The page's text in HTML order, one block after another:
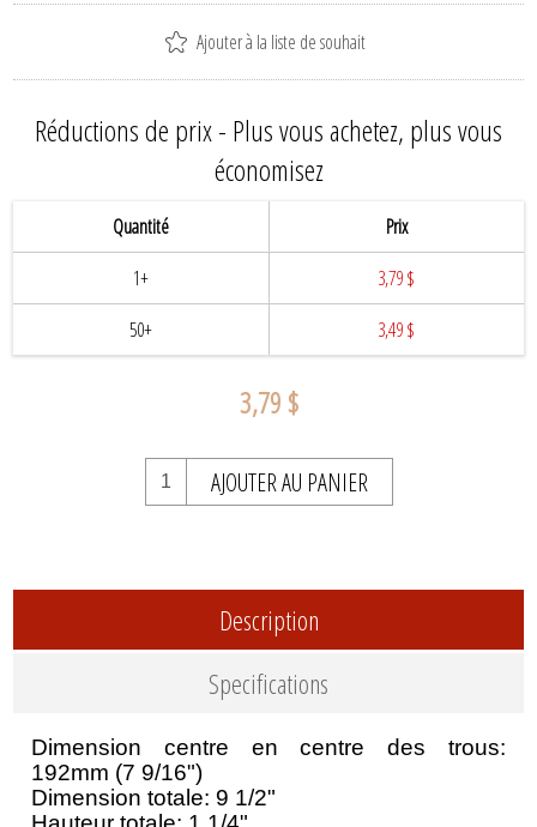
Ajouter à la liste de souhait
Réductions de prix - Plus vous achetez, plus vous
économisez
Quantité
1+
50+
Prix
3,79 $
3,49 $
3,79 $
AJOUTER AU PANIER
Description
Specifications
Dimension centre en centre des trous:
192mm (7 9/16")
Dimension totale: 9 1/2"